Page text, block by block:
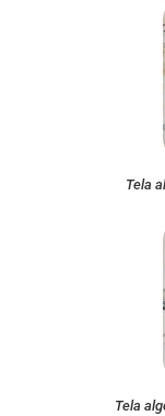
Tela
Tela